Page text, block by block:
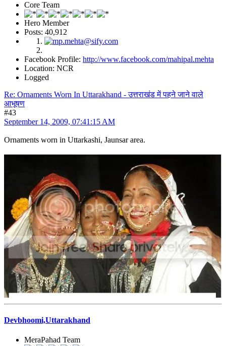
Core Team
Hero Member
Posts: 40,912
Facebook Profile: http://www.facebook.com/mahipal.mehta
Location: NCR
Logged
Re: Ornaments Worn In Uttarakhand - उत्तराखंड में पहने जाने वाले
आभूषण
#43
September 14, 2009, 07:41:15 AM
Ornaments worn in Uttarkashi, Jaunsar area.
Devbhoomi,Uttarakhand
MeraPahad Team